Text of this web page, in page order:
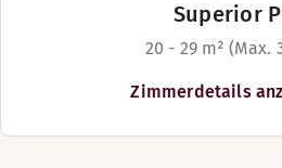
Superior
20 - 29 m² (Max.
Zimmerdetails